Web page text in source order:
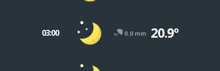
03:00 0.0 mm 20.9º